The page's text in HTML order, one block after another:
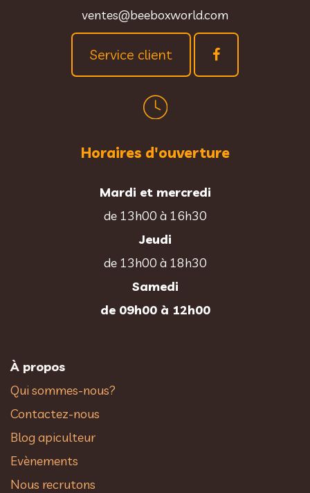
ventes@beeboxworld.com
Service client
Horaires d'ouverture
Mardi et mercredi
de 13h00 à 16h30
Jeudi
de 13h00 à 18h30
Samedi
de 09h00 à 12h00
À propos
Qui sommes-nous?
Contactez-nous
Blog apiculteur
Evènements
Nous recrutons